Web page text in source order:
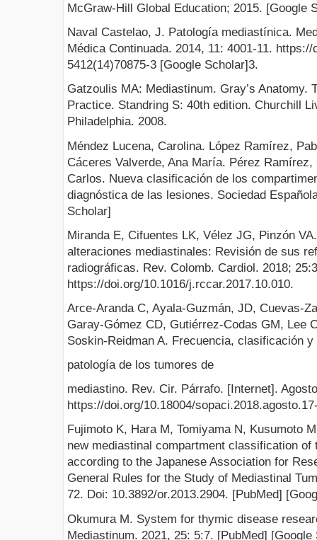
McGraw-Hill Global Education; 2015. [Google
Naval Castelao, J. Patología mediastínica.
Médica Continuada. 2014, 11: 4001-11.
5412(14)70875-3 [Google Scholar]3.
Gatzoulis MA: Mediastinum. Gray’s Anatomy.
Practice. Standring S: 40th edition. Churchill
Philadelphia. 2008.
Méndez Lucena, Carolina. López Ramírez,
Cáceres Valverde, Ana María. Pérez
Carlos. Nueva clasificación de los
diagnóstica de las lesiones. Sociedad
Scholar]
Miranda E, Cifuentes LK, Vélez JG, Pinzón
alteraciones mediastinales: Revisión de sus
radiográficas. Rev. Colomb. Cardiol. 2018;
https://doi.org/10.1016/j.rccar.2017.10.010.
Arce-Aranda C, Ayala-Guzmán, JD, Cuevas-
Garay-Gómez CD, Gutiérrez-Codas GM, Lee
Soskin-Reidman A. Frecuencia, clasificación y
patología de los tumores de
mediastino. Rev. Cir. Párrafo. [Internet].
https://doi.org/10.18004/
Fujimoto K, Hara M, Tomiyama N, Kusumoto
new mediastinal compartment classification of
according to the Japanese Association for
General Rules for the Study of Mediastinal
72. Doi: 10.3892/or.2013.2904. [PubMed]
Okumura M. System for thymic disease
Mediastinum. 2021, 25: 5:7. [PubMed] [Google